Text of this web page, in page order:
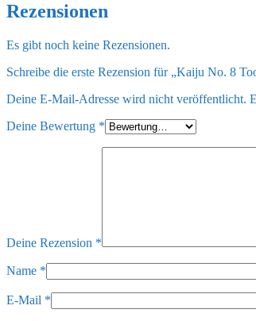
Rezensionen
Es gibt noch keine Rezensionen.
Schreibe die erste Rezension für „Kaiju No. 8
Deine E-Mail-Adresse wird nicht veröffentlicht.
Deine Bewertung *
Deine Rezension *
Name *
E-Mail *